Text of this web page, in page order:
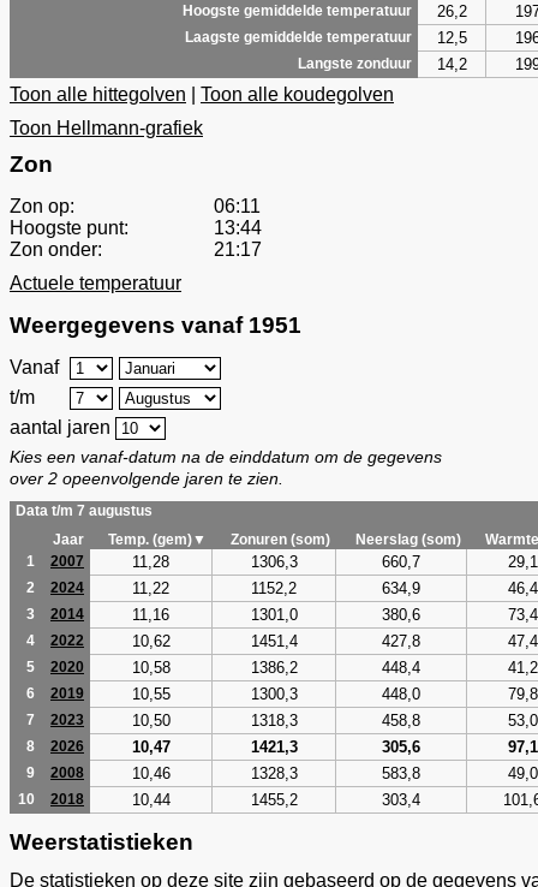
Hoogste gemiddelde temperatuur 26,2
Laagste gemiddelde temperatuur 12,5
Langste zonduur 14,2
Toon alle hittegolven
Toon alle koudegolven
Toon Hellmann-grafiek
Zon
Zon op:
06:11
Hoogste punt:
13:44
Zon onder:
21:17
Actuele temperatuur
Weergegevens vanaf 1951
Vanaf
t/m
aantal jaren
Kies een vanaf-datum na de einddatum om de gegevens
over 2 opeenvolgende jaren te zien.
Data t/m 7 augustus
Jaar
Temp. (gem)▼ Zonuren (som) Neerslag (som)
1
2007 11,28 1306,3 660,7 29,1
2 2024 11,22 1152,2 634,9 46,4
3 2014 11,16 1301,0 380,6 73,4
4 2022 10,62 1451,4 427,8 47,4
5 2020 10,58 1386,2 448,4 41,2
6 2019 10,55 1300,3 448,0 79,8
7 2023 10,50 1318,3 458,8 53,0
8 2026 10,47 1421,3 305,6 97,1
9 2008 10,46 1328,3 583,8 49,0
10 2018 10,44 1455,2 303,4
Weerstatistieken
De statistieken op deze site zijn gebaseerd op de gegevens